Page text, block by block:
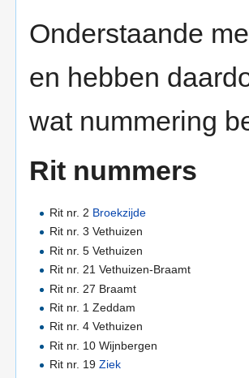
Onderstaande
en hebben
wat nummering
Rit nummers
Rit nr. 2 Broekzijde
Rit nr. 3 Vethuizen
Rit nr. 5 Vethuizen
Rit nr. 21 Vethuizen-Braamt
Rit nr. 27 Braamt
Rit nr. 1 Zeddam
Rit nr. 4 Vethuizen
Rit nr. 10 Wijnbergen
Rit nr. 19Ziek